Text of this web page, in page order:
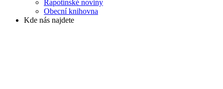
Rapotínské noviny
Obecní knihovna
Kde nás najdete